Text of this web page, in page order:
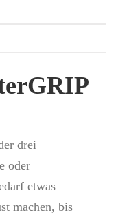
drei
oder
etwas
machen, bis